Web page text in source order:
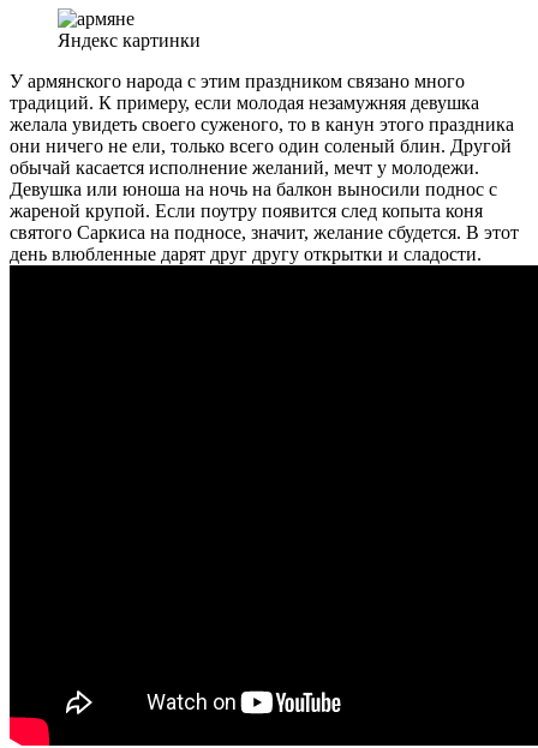
Яндекс картинки
У армянского народа с этим праздником связано много
традиций. К примеру, если молодая незамужняя девушка
желала увидеть своего суженого, то в канун этого праздника
они ничего не ели, только всего один соленый блин. Другой
обычай касается исполнение желаний, мечт у молодежи.
Девушка или юноша на ночь на балкон выносили поднос с
жареной крупой. Если поутру появится след копыта коня
святого Саркиса на подносе, значит, желание сбудется. В этот
день влюбленные дарят друг другу открытки и сладости.